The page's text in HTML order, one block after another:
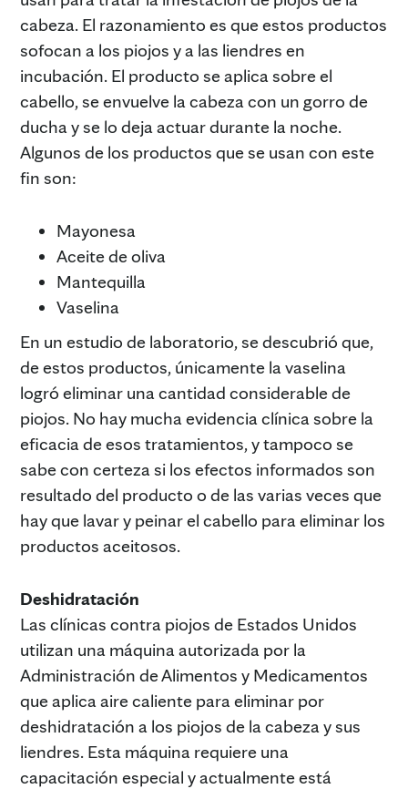
cabeza. El razonamiento es que estos productos
sofocan a los piojos y a las liendres en
incubación. El producto se aplica sobre el
cabello, se envuelve la cabeza con un gorro de
ducha y se lo deja actuar durante la noche.
Algunos de los productos que se usan con este
fin son:
Mayonesa
Aceite de oliva
Mantequilla
Vaselina
En un estudio de laboratorio, se descubrió que,
de estos productos, únicamente la vaselina
logró eliminar una cantidad considerable de
piojos. No hay mucha evidencia clínica sobre la
eficacia de esos tratamientos, y tampoco se
sabe con certeza si los efectos informados son
resultado del producto o de las varias veces que
hay que lavar y peinar el cabello para eliminar los
productos aceitosos.
Deshidratación
Las clínicas contra piojos de Estados Unidos
utilizan una máquina autorizada por la
Administración de Alimentos y Medicamentos
que aplica aire caliente para eliminar por
deshidratación a los piojos de la cabeza y sus
liendres. Esta máquina requiere una
capacitación especial y actualmente está